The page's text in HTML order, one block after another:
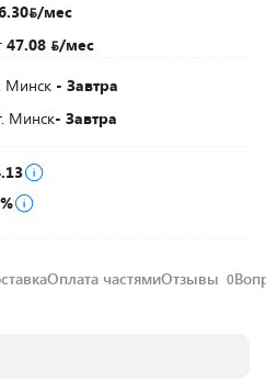
/мес
47.08
/мес
Минск - Завтра
Минск- Завтра
Оплата частямиОтзывы 0